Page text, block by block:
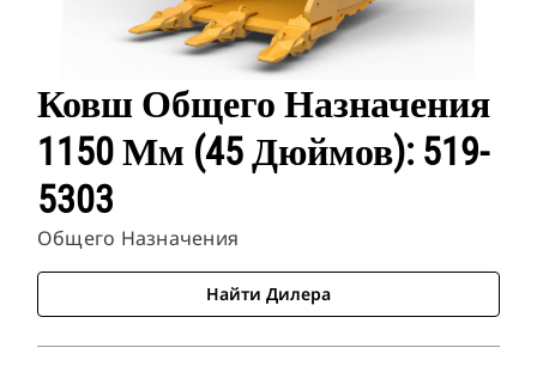
Ковш Общего Назначения
1150 Мм (45 Дюймов): 519-
5303
Общего Назначения
Найти Дилера